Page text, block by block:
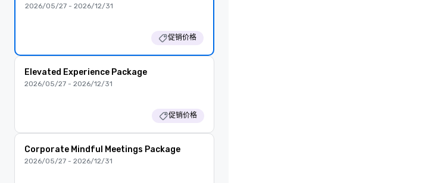
2026/05/27 - 2026/12/31
促销价格
Elevated Experience Package
2026/05/27 - 2026/12/31
促销价格
Corporate Mindful Meetings Package
2026/05/27 - 2026/12/31